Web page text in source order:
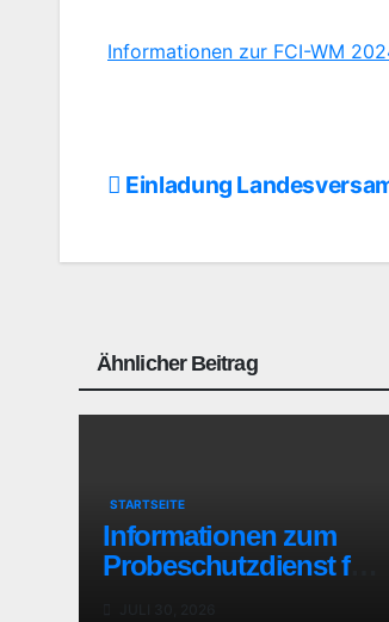
Informationen zur FCI-WM
Einladung
Ähnlicher Beitrag
STARTSEITE
Informationen zum
Probeschutzdienst für